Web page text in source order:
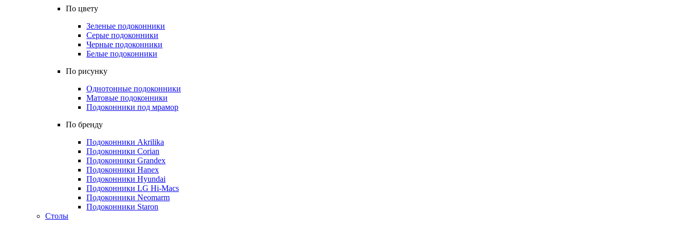
По цвету
Зеленые подоконники
Серые подоконники
Черные подоконники
Белые подоконники
По рисунку
Однотонные подоконники
Матовые подоконники
Подоконники под мрамор
По бренду
Подоконники Akrilika
Подоконники Corian
Подоконники Grandex
Подоконники Hanex
Подоконники Hyundai
Подоконники LG Hi-Macs
Подоконники Neomarm
Подоконники Staron
Столы